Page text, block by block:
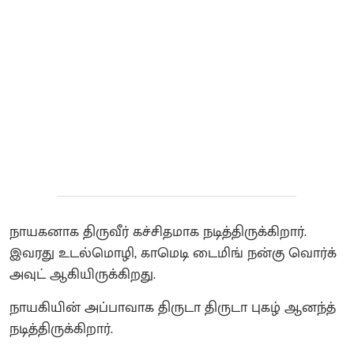
நாயகனாக திருவீர் கச்சிதமாக நடித்திருக்கிறார்.
இவரது உடல்மொழி, காமெடி டைமிங் நன்கு வொர்க்
அவுட் ஆகியிருக்கிறது.
நாயகியின் அப்பாவாக திருடா திருடா புகழ் ஆனந்த்
நடித்திருக்கிறார்.